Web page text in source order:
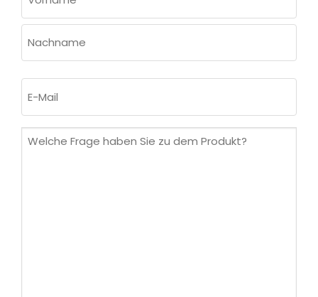
(ERFORDERLICH)
Vorname
Mail
Welche